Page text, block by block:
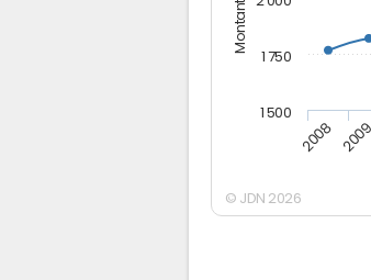
2008 2009
1 500
1 750
© JDN 2026